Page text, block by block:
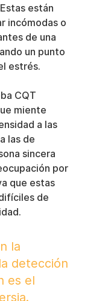
están
incómodas o
de una
un punto
estrés.
CQT
miente
a las
las de
sincera
por
que estas
de
la
detección
es el